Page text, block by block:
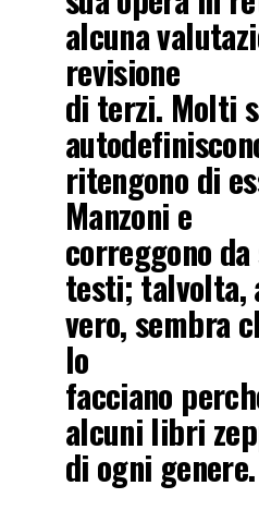
alcuna
revisione
di terzi. Molti
ritengono di
Manzoni e
correggono
testi; talvolta,
vero, sembra
lo
facciano
alcuni libri
di ogni genere.